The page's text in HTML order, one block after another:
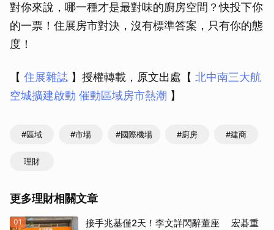
對你來說，哪一種才是最對味的廚房空間？快投下你
的一票！住展房市對決，沒有標準答案，只有你的態
度！
【 住展雜誌 】授權轉載，原文出處【 北中南三大航
空城擴建啟動 催動區域房市熱潮 】
#區域 #市場 #國際機場 #廚房 #建商
理財
更多理財相關文章
01
接手兆基僅2天！李文詳閃辭董座 宏碁重